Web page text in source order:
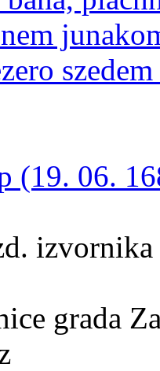
(19. 06.
grada